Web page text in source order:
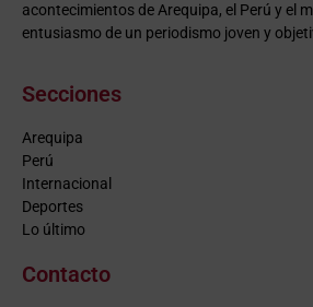
acontecimientos de Arequipa, el Perú y el
entusiasmo de un periodismo joven y
Secciones
Arequipa
Perú
Internacional
Deportes
Lo último
Contacto